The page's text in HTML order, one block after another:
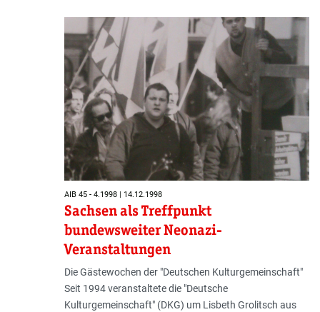
AIB 45 - 4.1998 | 14.12.1998
Sachsen als Treffpunkt
bundewsweiter Neonazi-
Veranstaltungen
Die Gästewochen der "Deutschen Kulturgemeinschaft"
Seit 1994 veranstaltete die "Deutsche
Kulturgemeinschaft" (DKG) um Lisbeth Grolitsch aus